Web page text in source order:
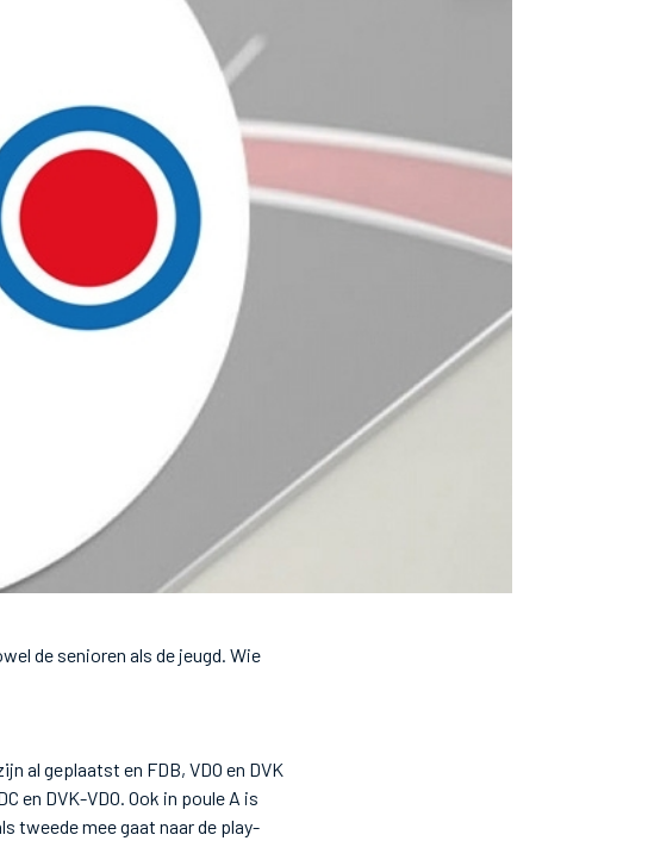
de senioren als de jeugd. Wie
al geplaatst en FDB, VDO en DVK
en DVK-VDO. Ook in poule A is
tweede mee gaat naar de play-